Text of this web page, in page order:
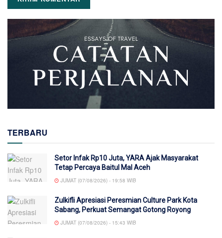
TERBARU
Setor Infak Rp10 Juta, YARA Ajak Masyarakat
Tetap Percaya Baitul Mal Aceh
JUMAT (07/08/2026) - 19:58 WIB
Zulkifli Apresiasi Peresmian Culture Park Kota
Sabang, Perkuat Semangat Gotong Royong
JUMAT (07/08/2026) - 15:43 WIB